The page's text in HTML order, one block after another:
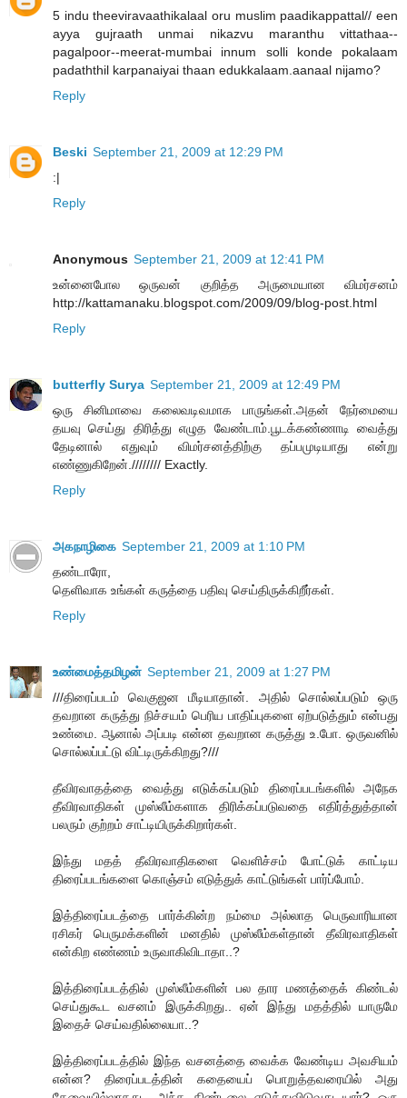
5 indu theeviravaathikalaal oru muslim paadikappattal// een
ayya gujraath unmai nikazvu maranthu vittathaa--
pagalpoor--meerat-mumbai innum solli konde pokalaam
padaththil karpanaiyai thaan edukkalaam.aanaal nijamo?
Reply
Beski September 21, 2009 at 12:29 PM
:|
Reply
Anonymous September 21, 2009 at 12:41 PM
உன்னைபோல ஒருவன் குறித்த அருமையான விமர்சனம்
http://kattamanaku.blogspot.com/2009/09/blog-post.html
Reply
butterfly Surya September 21, 2009 at 12:49 PM
ஒரு சினிமாவை கலைவடிவமாக பாருங்கள்.அதன் நேர்மையை
தயவு செய்து திரித்து எழுத வேண்டாம்.பூடக்கண்ணாடி வைத்து
தேடினால் எதுவும் விமர்சனத்திற்கு தப்பமுடியாது என்று
எண்ணுகிறேன்.//////// Exactly.
Reply
அகநாழிகை September 21, 2009 at 1:10 PM
தண்டாரோ,
தெளிவாக உங்கள் கருத்தை பதிவு செய்திருக்கிறீர்கள்.
Reply
உண்மைத்தமிழன் September 21, 2009 at 1:27 PM
///திரைப்படம் வெகுஜன மீடியாதான். அதில் சொல்லப்படும் ஒரு
தவறான கருத்து நிச்சயம் பெரிய பாதிப்புகளை ஏற்படுத்தும் என்பது
உண்மை. ஆனால் அப்படி என்ன தவறான கருத்து உ.போ. ஒருவனில்
சொல்லப்பட்டு விட்டிருக்கிறது?///
தீவிரவாதத்தை வைத்து எடுக்கப்படும் திரைப்படங்களில் அநேக
தீவிரவாதிகள் முஸ்லீம்களாக திரிக்கப்படுவதை எதிர்த்துத்தான்
பலரும் குற்றம் சாட்டியிருக்கிறார்கள்.
இந்து மதத் தீவிரவாதிகளை வெளிச்சம் போட்டுக் காட்டிய
திரைப்படங்களை கொஞ்சம் எடுத்துக் காட்டுங்கள் பார்ப்போம்.
இத்திரைப்படத்தை பார்க்கின்ற நம்மை அல்லாத பெருவாரியான
ரசிகர் பெருமக்களின் மனதில் முஸ்லீம்கள்தான் தீவிரவாதிகள்
என்கிற எண்ணம் உருவாகிவிடாதா..?
இத்திரைப்படத்தில் முஸ்லீம்களின் பல தார மணத்தைக் கிண்டல்
செய்துகூட வசனம் இருக்கிறது.. ஏன் இந்து மதத்தில் யாருமே
இதைச் செய்வதில்லையா..?
இத்திரைப்படத்தில் இந்த வசனத்தை வைக்க வேண்டிய அவசியம்
என்ன? திரைப்படத்தின் கதையைப் பொறுத்தவரையில் அது